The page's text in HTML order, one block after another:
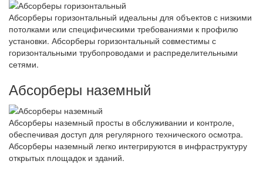
Абсорберы горизонтальный идеальны для объектов с низкими
потолками или специфическими требованиями к профилю
установки. Абсорберы горизонтальный совместимы с
горизонтальными трубопроводами и распределительными
сетями.
Абсорберы наземный
Абсорберы наземный просты в обслуживании и контроле,
обеспечивая доступ для регулярного технического осмотра.
Абсорберы наземный легко интегрируются в инфраструктуру
открытых площадок и зданий.